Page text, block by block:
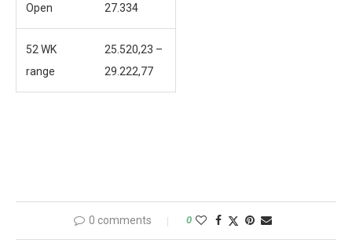
Open 27.334
52 WK
range
25.520,23 –
29.222,77
0 comments 0